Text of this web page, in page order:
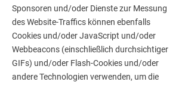
Sponsoren und/oder Dienste zur Messung
des Website-Traffics können ebenfalls
Cookies und/oder JavaScript und/oder
Webbeacons (einschließlich durchsichtiger
GIFs) und/oder Flash-Cookies und/oder
andere Technologien verwenden, um die